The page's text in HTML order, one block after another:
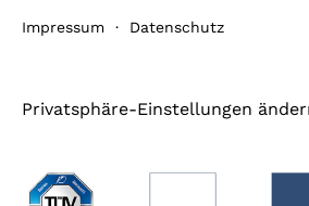
Privatsphäre-Einstellungen
Impressum · Datenschutz